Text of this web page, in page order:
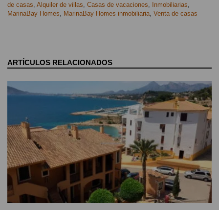
de casas Alquiler de villas Casas de vacaciones Inmobiliarias
MarinaBay Homes
MarinaBay Homes inmobiliaria Venta de casas
ARTÍCULOS RELACIONADOS